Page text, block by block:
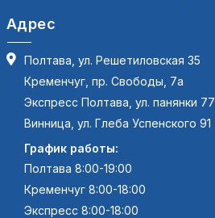
Адрес
Полтава, ул. Решетиловская 35
Кременчуг, пр. Свободы, 7а
Экспресс Полтава, ул. панянки 77
Винница, ул. Глеба Успенского 91
График работы:
Полтава 8:00-19:00
Кременчуг 8:00-18:00
Экспресс 8:00-18:00